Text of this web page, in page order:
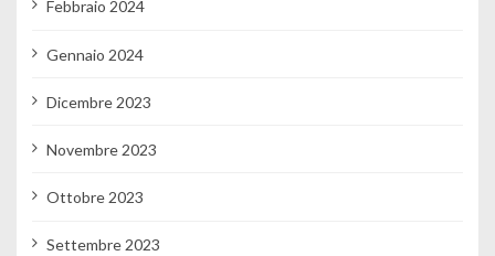
Febbraio 2024
Gennaio 2024
Dicembre 2023
Novembre 2023
Ottobre 2023
Settembre 2023